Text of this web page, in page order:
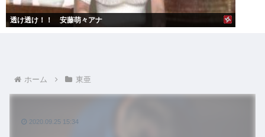
透け透け！！ 安藤萌々アナ
ホーム 東亜
2020.09.25 15:34